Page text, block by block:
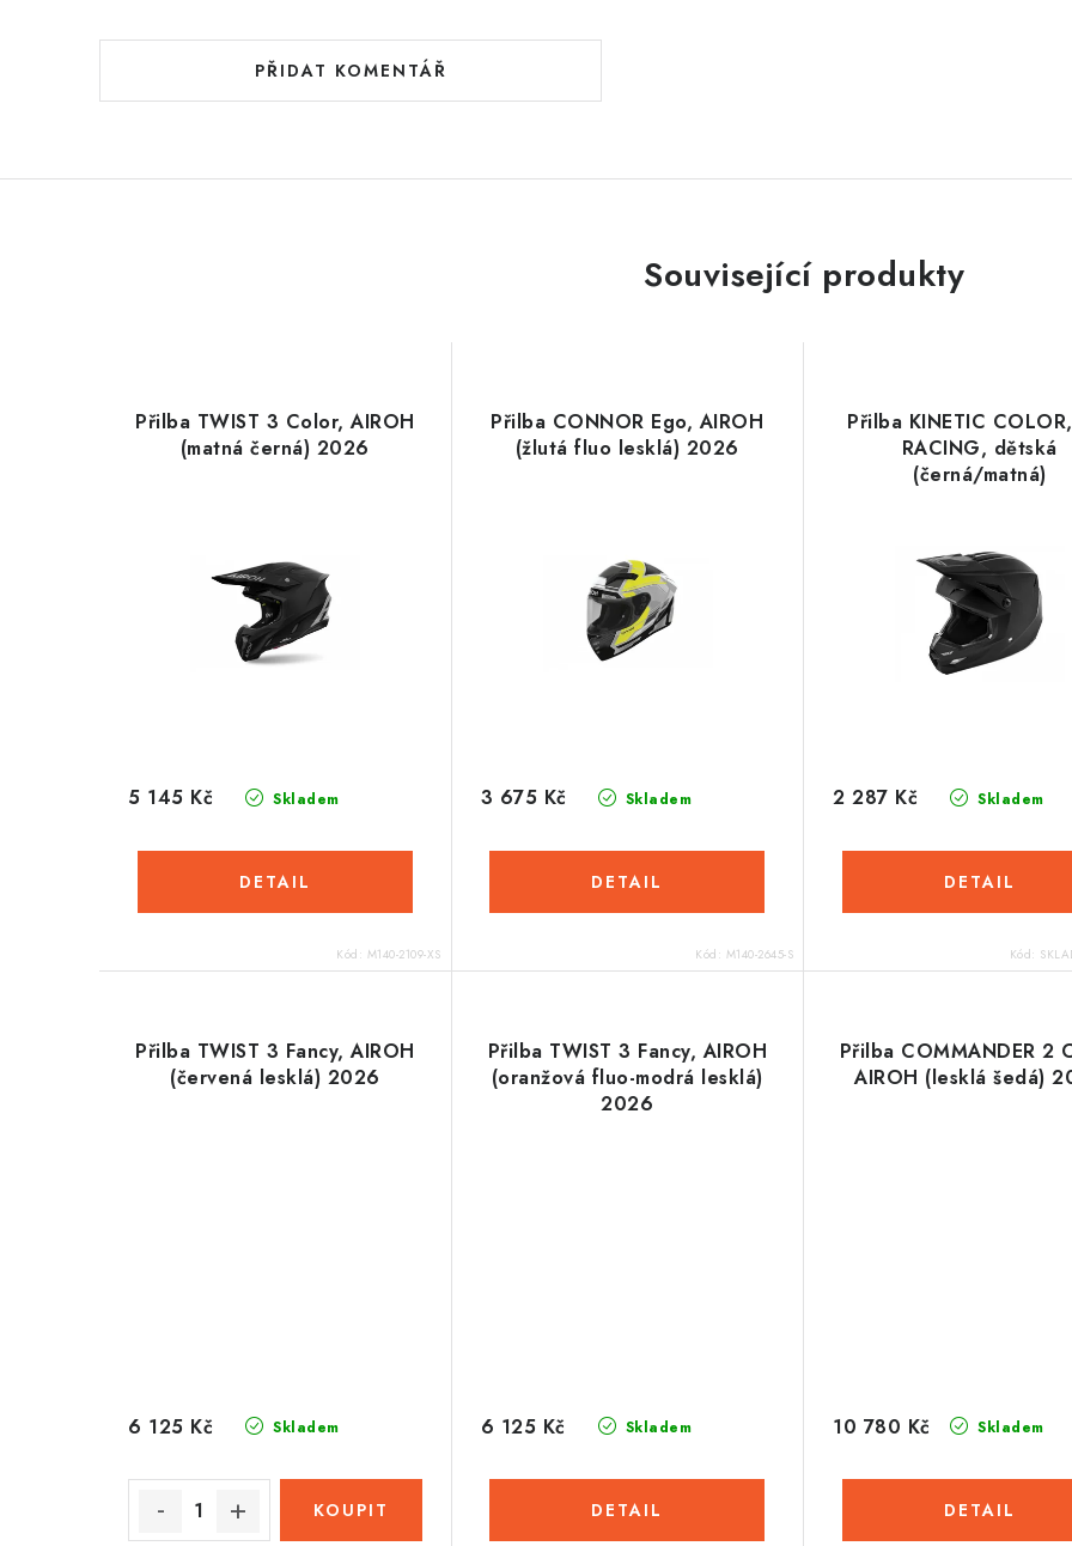
PŘIDAT KOMENTÁŘ
Související produkty
Přilba TWIST 3 Color, AIROH
(matná černá) 2026
Skladem
5 145 Kč
Kód: M140-2109-XS
Přilba CONNOR Ego, AIROH
(žlutá fluo lesklá) 2026
Skladem
3 675 Kč
Kód: M140-2645-S
Přilba KINETIC
RACING, dětská
(černá/matná)
Skladem
2 287 Kč
Kód:
Přilba TWIST 3 Fancy, AIROH
(červená lesklá) 2026
Skladem
6 125 Kč
Přilba TWIST 3 Fancy, AIROH
(oranžová fluo-modrá lesklá)
2026
Skladem
6 125 Kč
Přilba COMMANDER 2
AIROH (lesklá šedá)
Skladem
10 780 Kč